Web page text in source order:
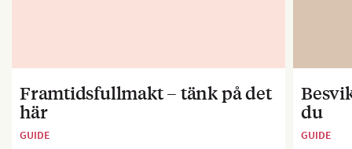
Framtidsfullmakt – tänk på det
här
GUIDE
du
GUIDE